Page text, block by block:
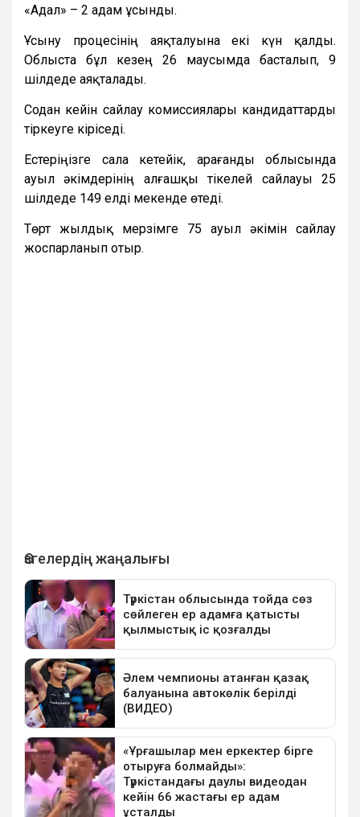
«Адал» – 2 адам ұсынды.
Ұсыну процесінің аяқталуына екі күн қалды.
Облыста бұл кезең 26 маусымда басталып, 9
шілдеде аяқталады.
Содан кейін сайлау комиссиялары кандидаттарды
тіркеуге кіріседі.
Естеріңізге сала кетейік, Қарағанды облысында
ауыл әкімдерінің алғашқы тікелей сайлауы 25
шілдеде 149 елді мекенде өтеді.
Төрт жылдық мерзімге 75 ауыл әкімін сайлау
жоспарланып отыр.